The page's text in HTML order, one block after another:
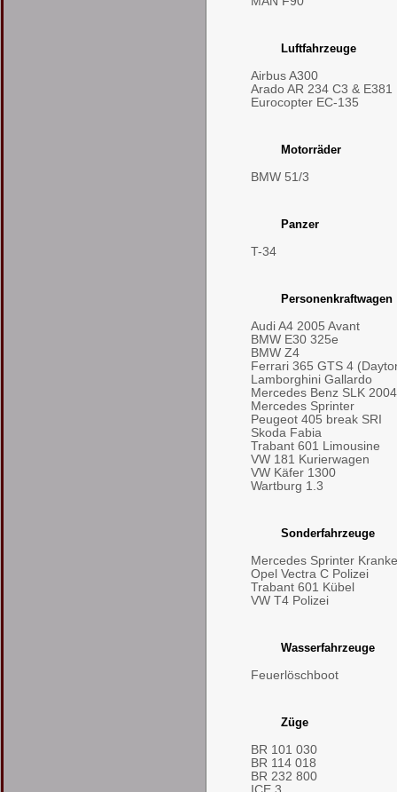
Luftfahrzeuge
Airbus A300
Arado AR 234 C3 & E381
Eurocopter EC-135
Motorräder
BMW 51/3
Panzer
T-34
Personenkraftwagen
Audi A4 2005 Avant
BMW E30 325e
BMW Z4
Ferrari 365 GTS 4
Lamborghini Gallardo
Mercedes Benz SLK
Mercedes Sprinter
Peugeot 405 break SRI
Skoda Fabia
Trabant 601 Limousine
VW 181 Kurierwagen
VW Käfer 1300
Wartburg 1.3
Sonderfahrzeuge
Mercedes Sprinter
Opel Vectra C Polizei
Trabant 601 Kübel
VW T4 Polizei
Wasserfahrzeuge
Feuerlöschboot
Züge
BR 101 030
BR 114 018
BR 232 800